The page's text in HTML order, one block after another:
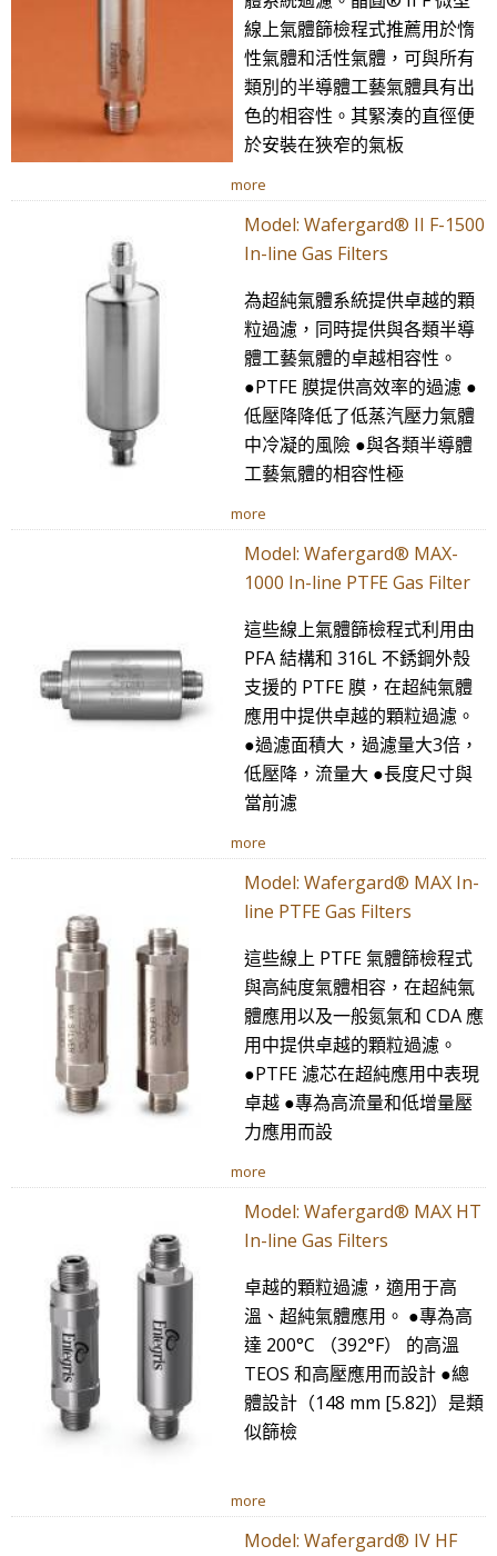
線上氣體篩檢程式推薦用於惰
性氣體和活性氣體，可與所有
類別的半導體工藝氣體具有出
色的相容性。其緊湊的直徑便
於安裝在狹窄的氣板
more
Model: Wafergard® II F-1500
In-line Gas Filters
為超純氣體系統提供卓越的顆
粒過濾，同時提供與各類半導
體工藝氣體的卓越相容性。
●PTFE 膜提供高效率的過濾 ●
低壓降降低了低蒸汽壓力氣體
中冷凝的風險 ●與各類半導體
工藝氣體的相容性極
more
Model: Wafergard® MAX-
1000 In-line PTFE Gas Filter
這些線上氣體篩檢程式利用由
PFA 結構和 316L 不銹鋼外殼
支援的 PTFE 膜，在超純氣體
應用中提供卓越的顆粒過濾。
●過濾面積大，過濾量大3倍，
低壓降，流量大 ●長度尺寸與
當前濾
more
Model: Wafergard® MAX In-
line PTFE Gas Filters
這些線上 PTFE 氣體篩檢程式
與高純度氣體相容，在超純氣
體應用以及一般氮氣和 CDA 應
用中提供卓越的顆粒過濾。
●PTFE 濾芯在超純應用中表現
卓越 ●專為高流量和低增量壓
力應用而設
more
Model: Wafergard® MAX HT
In-line Gas Filters
卓越的顆粒過濾，適用于高
溫、超純氣體應用。 ●專為高
達 200°C （392°F） 的高溫
TEOS 和高壓應用而設計 ●總
體設計（148 mm [5.82]）是類
似篩檢
more
Model: Wafergard® IV HF